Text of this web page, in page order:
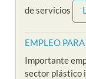
de servicios
EMPLEO
Importante
sector plástico